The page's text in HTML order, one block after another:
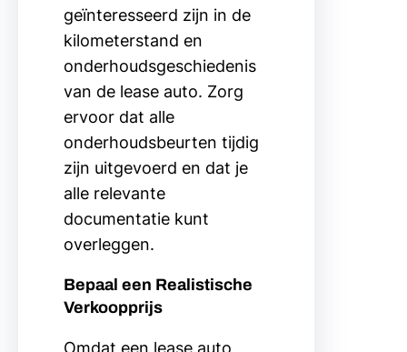
geïnteresseerd zijn in de
kilometerstand en
onderhoudsgeschiedenis
van de lease auto. Zorg
ervoor dat alle
onderhoudsbeurten tijdig
zijn uitgevoerd en dat je
alle relevante
documentatie kunt
overleggen.
Bepaal een Realistische
Verkoopprijs